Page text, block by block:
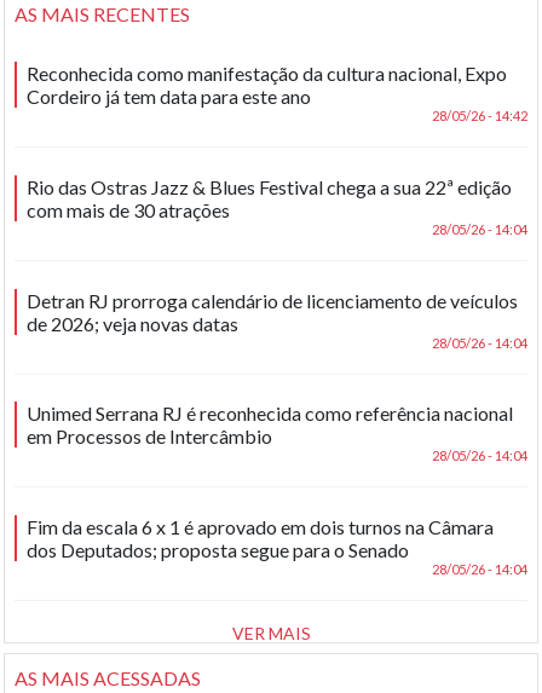
AS MAIS RECENTES
Reconhecida como manifestação da cultura nacional, Expo
Cordeiro já tem data para este ano
28/05/26 - 14:42
Rio das Ostras Jazz & Blues Festival chega a sua 22ª edição
com mais de 30 atrações
28/05/26 - 14:04
Detran RJ prorroga calendário de licenciamento de veículos
de 2026; veja novas datas
28/05/26 - 14:04
Unimed Serrana RJ é reconhecida como referência nacional
em Processos de Intercâmbio
28/05/26 - 14:04
Fim da escala 6 x 1 é aprovado em dois turnos na Câmara
dos Deputados; proposta segue para o Senado
28/05/26 - 14:04
VER MAIS
AS MAIS ACESSADAS